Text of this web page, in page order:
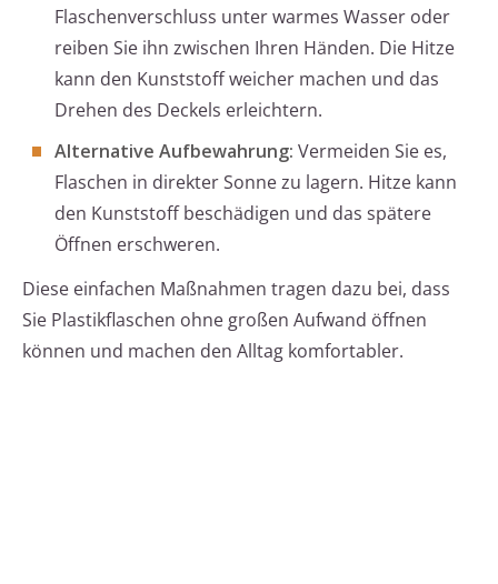
Flaschenverschluss unter warmes Wasser oder
reiben Sie ihn zwischen Ihren Händen. Die Hitze
kann den Kunststoff weicher machen und das
Drehen des Deckels erleichtern.
Alternative Aufbewahrung: Vermeiden Sie es,
Flaschen in direkter Sonne zu lagern. Hitze kann
den Kunststoff beschädigen und das spätere
Öffnen erschweren.
Diese einfachen Maßnahmen tragen dazu bei, dass
Sie Plastikflaschen ohne großen Aufwand öffnen
können und machen den Alltag komfortabler.